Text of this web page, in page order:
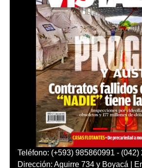
Teléfono: (+593) 985860991 - (042)
Dirección: Aguirre 734 y Boyacá |